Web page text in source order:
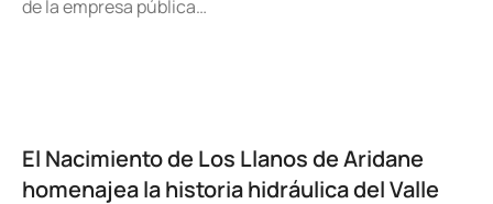
de la empresa pública…
El Nacimiento de Los Llanos de Aridane
homenajea la historia hidráulica del Valle